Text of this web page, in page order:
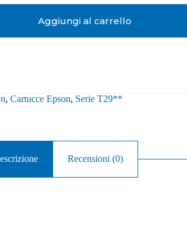
Aggiungi al carrello
, Cartucce Epson, Serie T29**
Recensioni (0)